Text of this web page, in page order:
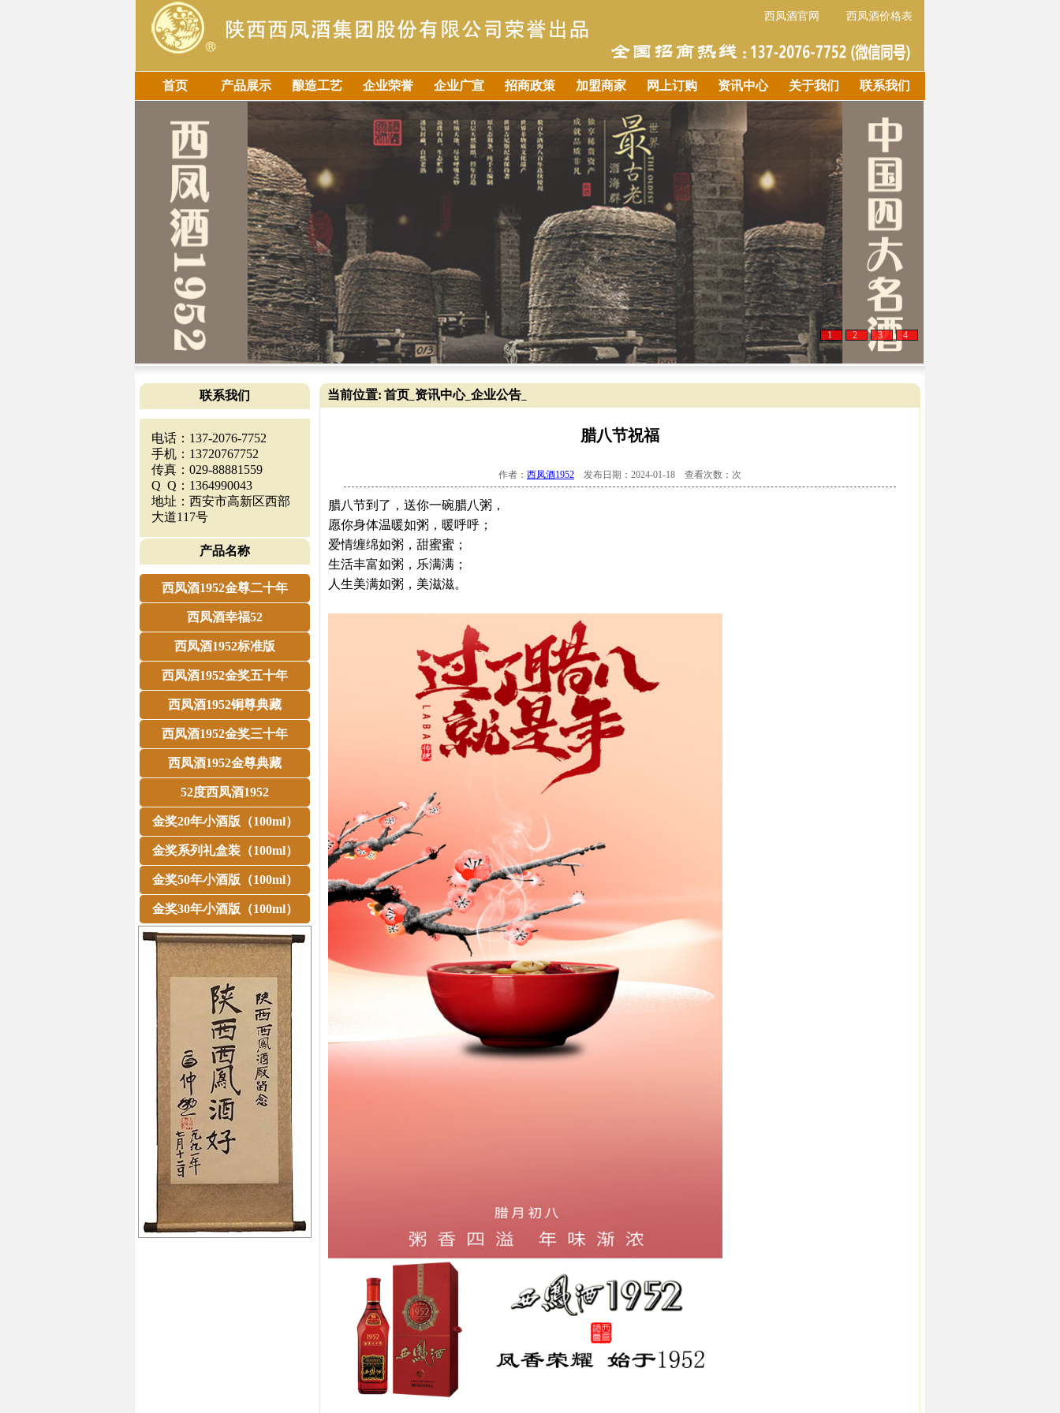
西凤酒官网 西凤酒价格表
首页 产品展示 酿造工艺 企业荣誉 企业广宣 招商政策 加盟商家 网上订购 资讯中心 关于我们 联系我们
1 2 3 4
联系我们
电话：137-2076-7752
手机：13720767752
传真：029-88881559
Q Q：1364990043
地址：西安市高新区西部
大道117号
产品名称
西凤酒1952金尊二十年
西凤酒幸福52
西凤酒1952标准版
西凤酒1952金奖五十年
西凤酒1952铜尊典藏
西凤酒1952金奖三十年
西凤酒1952金尊典藏
52度西凤酒1952
金奖20年小酒版（100ml）
金奖系列礼盒装（100ml）
金奖50年小酒版（100ml）
金奖30年小酒版（100ml）
当前位置: 首页 资讯中心_ 企业公告
腊八节祝福
作者： 西凤酒1952 发布日期：2024-01-18 查看次数： 次
腊八节到了，送你一碗腊八粥，
愿你身体温暖如粥，暖呼呼；
爱情缠绵如粥，甜蜜蜜；
生活丰富如粥，乐满满；
人生美满如粥，美滋滋。